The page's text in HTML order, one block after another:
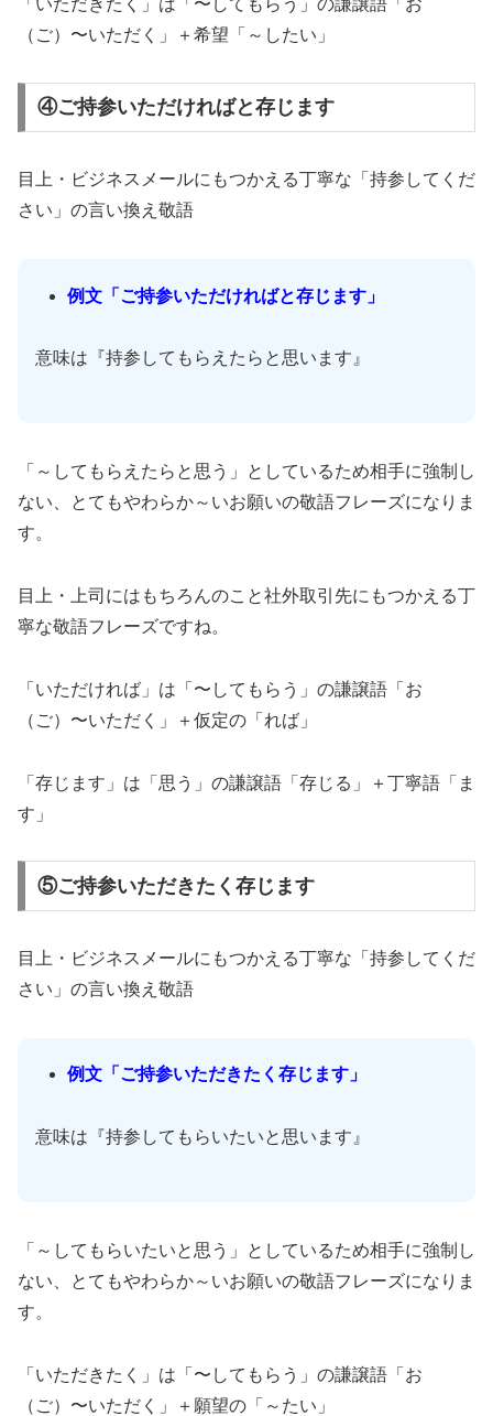
（ご）〜いただく」＋希望「～したい」
④ご持参いただければと存じます
目上・ビジネスメールにもつかえる丁寧な「持参してくだ
さい」の言い換え敬語
例文「ご持参いただければと存じます」
意味は『持参してもらえたらと思います』
「～してもらえたらと思う」としているため相手に強制し
ない、とてもやわらか～いお願いの敬語フレーズになりま
す。
目上・上司にはもちろんのこと社外取引先にもつかえる丁
寧な敬語フレーズですね。
「いただければ」は「〜してもらう」の謙譲語「お
（ご）〜いただく」＋仮定の「れば」
「存じます」は「思う」の謙譲語「存じる」＋丁寧語「ま
す」
⑤ご持参いただきたく存じます
目上・ビジネスメールにもつかえる丁寧な「持参してくだ
さい」の言い換え敬語
例文「ご持参いただきたく存じます」
意味は『持参してもらいたいと思います』
「～してもらいたいと思う」としているため相手に強制し
ない、とてもやわらか～いお願いの敬語フレーズになりま
す。
「いただきたく」は「〜してもらう」の謙譲語「お
（ご）〜いただく」＋願望の「～たい」